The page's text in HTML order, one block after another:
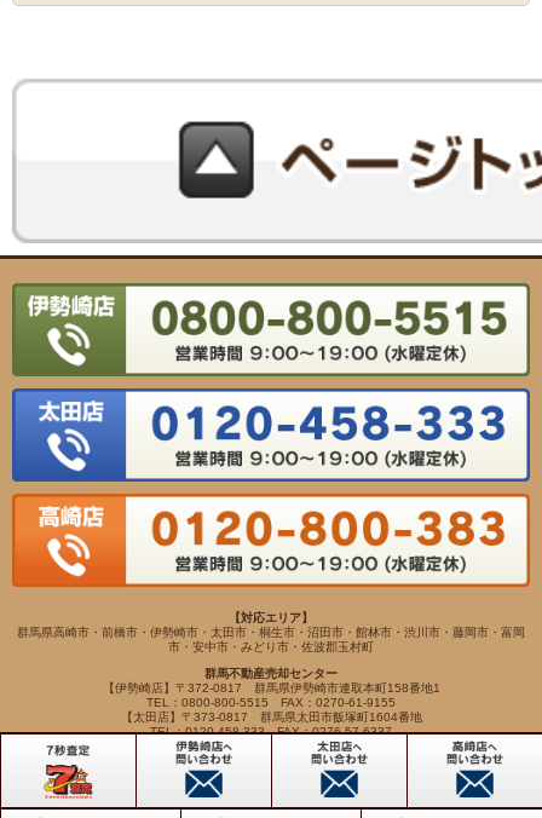
【対応エリア】
群馬県高崎市・前橋市・伊勢崎市・太田市・桐生市・沼田市・館林市・渋川市・藤岡市・富岡
市・安中市・みどり市・佐波郡玉村町
群馬不動産売却センター
【伊勢崎店】〒372-0817 群馬県伊勢崎市連取本町158番地1
TEL：0800-800-5515 FAX：0270-61-9155
【太田店】〒373-0817 群馬県太田市飯塚町1604番地
TEL：0120-458-333 FAX：0276-57-6337
【高崎店】〒370-0065 群馬県高崎市末広町262-5
TEL：0120-800-383 FAX：027-345-7734
Copyright(c) VIEWHOUSE ALL RIGHTS RESERVED.